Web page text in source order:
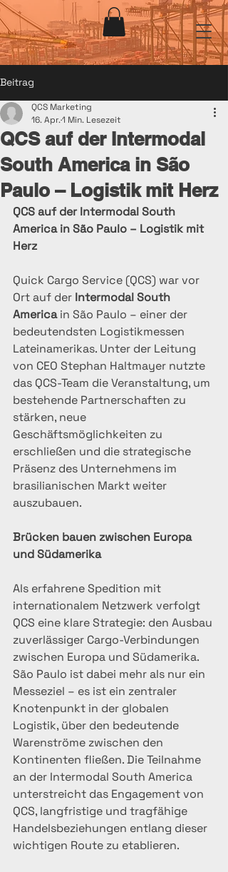
Beitrag
QCS auf der Intermodal
South America in São
Paulo – Logistik mit Herz
QCS Marketing
16. Apr.1 Min. Lesezeit
QCS auf der Intermodal South
America in São Paulo – Logistik mit
Herz
Quick Cargo Service (QCS) war vor
Ort auf der Intermodal South
America in São Paulo – einer der
bedeutendsten Logistikmessen
Lateinamerikas. Unter der Leitung
von CEO Stephan Haltmayer nutzte
das QCS-Team die Veranstaltung, um
bestehende Partnerschaften zu
stärken, neue
Geschäftsmöglichkeiten zu
erschließen und die strategische
Präsenz des Unternehmens im
brasilianischen Markt weiter
auszubauen.
Brücken bauen zwischen Europa
und Südamerika
Als erfahrene Spedition mit
internationalem Netzwerk verfolgt
QCS eine klare Strategie: den Ausbau
zuverlässiger Cargo-Verbindungen
zwischen Europa und Südamerika.
São Paulo ist dabei mehr als nur ein
Messeziel – es ist ein zentraler
Knotenpunkt in der globalen
Logistik, über den bedeutende
Warenströme zwischen den
Kontinenten fließen. Die Teilnahme
an der Intermodal South America
unterstreicht das Engagement von
QCS, langfristige und tragfähige
Handelsbeziehungen entlang dieser
wichtigen Route zu etablieren.